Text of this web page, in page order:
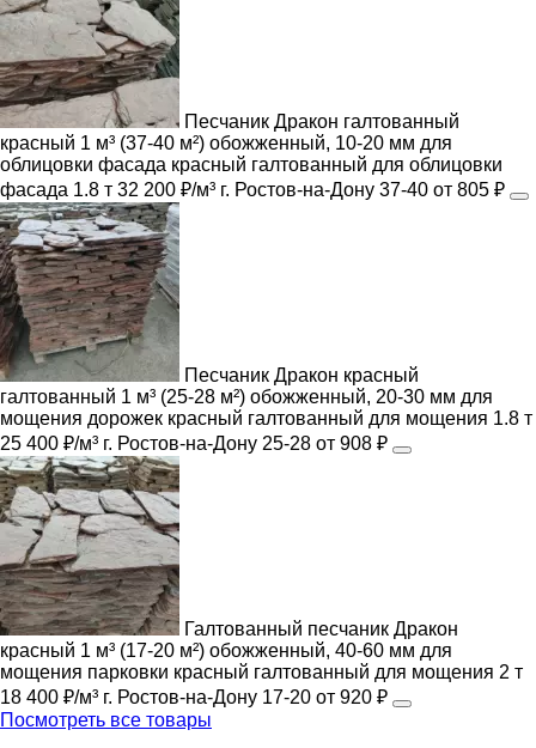
Песчаник Дракон галтованный
красный 1 м³ (37-40 м²) обожженный, 10-20 мм для
облицовки фасада красный галтованный для облицовки
фасада 1.8 т 32 200 ₽/м³ г. Ростов-на-Дону 37-40 от 805 ₽
Песчаник Дракон красный
галтованный 1 м³ (25-28 м²) обожженный, 20-30 мм для
мощения дорожек красный галтованный для мощения 1.8 т
25 400 ₽/м³ г. Ростов-на-Дону 25-28 от 908 ₽
Галтованный песчаник Дракон
красный 1 м³ (17-20 м²) обожженный, 40-60 мм для
мощения парковки красный галтованный для мощения 2 т
18 400 ₽/м³ г. Ростов-на-Дону 17-20 от 920 ₽
Посмотреть все товары